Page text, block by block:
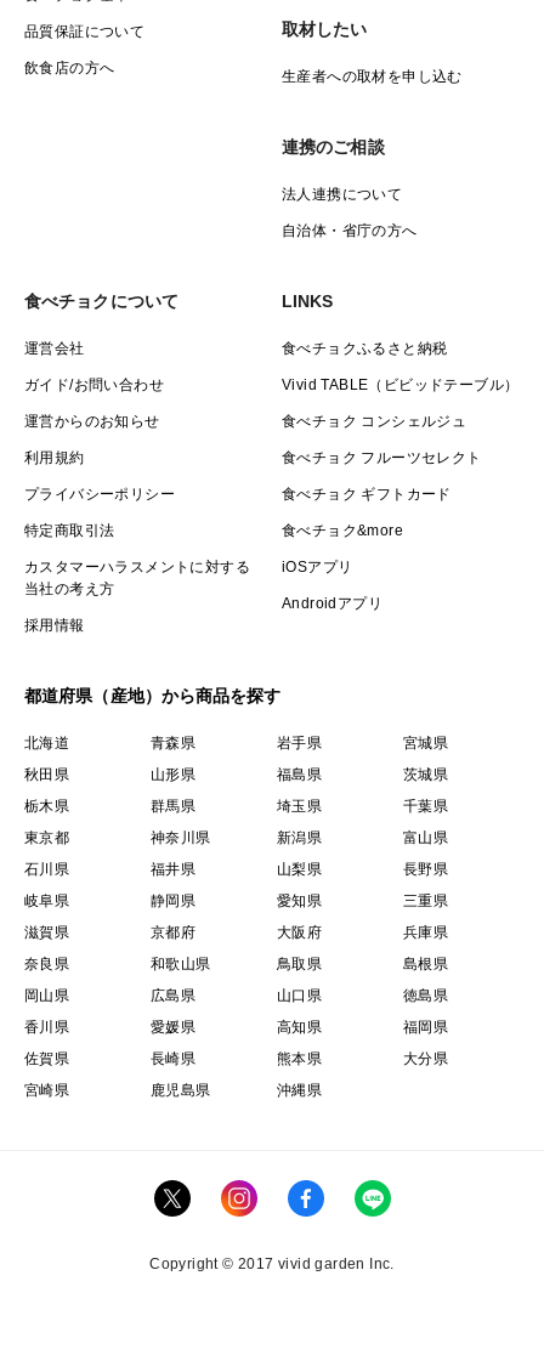
品質保証について
飲食店の方へ
取材したい
生産者への取材を申し込む
連携のご相談
法人連携について
自治体・省庁の方へ
食べチョクについて
運営会社
ガイド/お問い合わせ
運営からのお知らせ
利用規約
プライバシーポリシー
特定商取引法
カスタマーハラスメントに対する
当社の考え方
採用情報
LINKS
食べチョクふるさと納税
Vivid TABLE（ビビッドテーブル）
食べチョク コンシェルジュ
食べチョク フルーツセレクト
食べチョク ギフトカード
食べチョク&more
iOSアプリ
Androidアプリ
都道府県（産地）から商品を探す
北海道 青森県 岩手県
宮城県
秋田県
山形県 福島県
茨城県
栃木県
群馬県 埼玉県
千葉県
東京都
神奈川県 新潟県
富山県
石川県
福井県 山梨県
長野県
岐阜県
静岡県 愛知県
三重県
滋賀県
京都府 大阪府
兵庫県
奈良県
和歌山県 鳥取県
島根県
岡山県
広島県 山口県
徳島県
香川県
愛媛県 高知県
福岡県
佐賀県
長崎県 熊本県
大分県
宮崎県
鹿児島県 沖縄県
Copyright © 2017 vivid garden Inc.